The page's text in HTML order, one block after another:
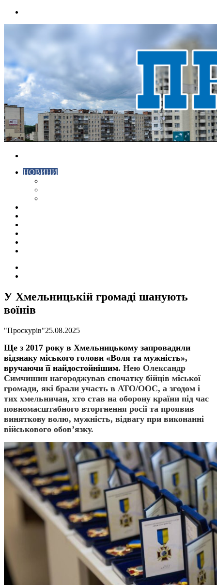
НОВИНИ
У Хмельницькій громаді шанують
воїнів
"Проскурів"25.08.2025
Ще з 2017 року в Хмельницькому запровадили
відзнаку міського голови «Воля та мужність»,
вручаючи її найдостойнішим. Нею Олександр
Симчишин нагороджував спочатку бійців міської
громади, які брали участь в АТО/ООС, а згодом і
тих хмельничан, хто став на оборону країни під час
повномасштабного вторгнення росії та проявив
виняткову волю, мужність, відвагу при виконанні
військового обов’язку.